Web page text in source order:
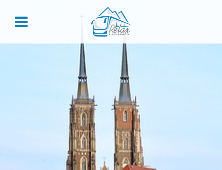
ZALOGUJ
Zaloguj
Nie pamiętasz hasła?
REJESTRACJA
Załóż konto, aby skorzystać z przywilejów dla stałych